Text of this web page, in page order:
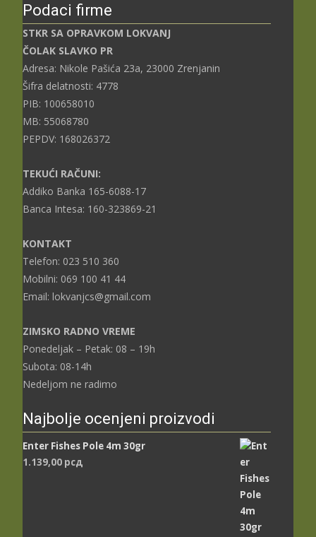
Podaci firme
STKR SA OPRAVKOM LOKVANJ
ČOLAK SLAVKO PR
Adresa: Nikole Pašića 23a, 23000 Zrenjanin
Šifra delatnosti: 4778
PIB: 100658010
MB: 55068780
PEPDV: 168026372
TEKUĆI RAČUNI:
Addiko Banka 165-6088-17
Banca Intesa: 160-323869-21
KONTAKT
Telefon: 023 510 360
Mobilni: 069 100 41 44
Email: lokvanjcs@gmail.com
ZIMSKO RADNO VREME
Ponedeljak – Petak: 08 – 19h
Subota: 08-14h
Nedeljom ne radimo
Najbolje ocenjeni proizvodi
Enter Fishes Pole 4m 30gr
1.139,00 рсд